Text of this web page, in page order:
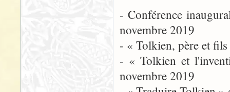
- Conférence
novembre 2019
- « Tolkien, père et
- « Tolkien et
novembre 2019